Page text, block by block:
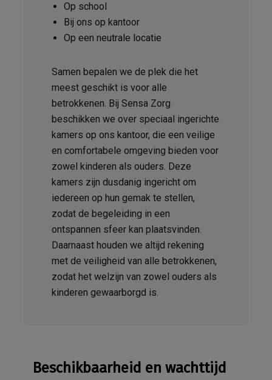
Op school
Bij ons op kantoor
Op een neutrale locatie
Samen bepalen we de plek die het
meest geschikt is voor alle
betrokkenen. Bij Sensa Zorg
beschikken we over speciaal ingerichte
kamers op ons kantoor, die een veilige
en comfortabele omgeving bieden voor
zowel kinderen als ouders. Deze
kamers zijn dusdanig ingericht om
iedereen op hun gemak te stellen,
zodat de begeleiding in een
ontspannen sfeer kan plaatsvinden.
Daarnaast houden we altijd rekening
met de veiligheid van alle betrokkenen,
zodat het welzijn van zowel ouders als
kinderen gewaarborgd is.
Beschikbaarheid en wachttijd